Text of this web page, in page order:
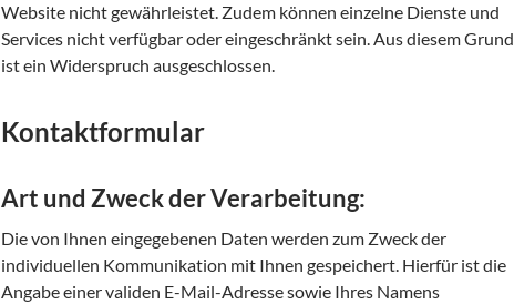
Website nicht gewährleistet. Zudem können einzelne Dienste und
Services nicht verfügbar oder eingeschränkt sein. Aus diesem Grund
ist ein Widerspruch ausgeschlossen.
Kontaktformular
Art und Zweck der Verarbeitung:
Die von Ihnen eingegebenen Daten werden zum Zweck der
individuellen Kommunikation mit Ihnen gespeichert. Hierfür ist die
Angabe einer validen E-Mail-Adresse sowie Ihres Namens